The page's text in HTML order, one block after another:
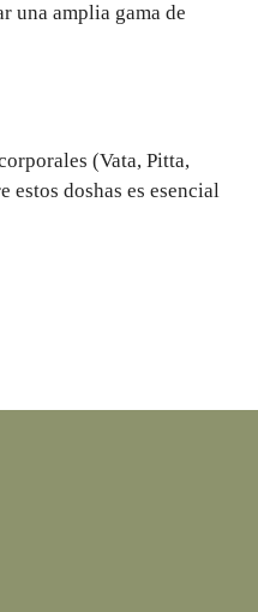
una amplia gama de
(Vata, Pitta,
doshas es esencial